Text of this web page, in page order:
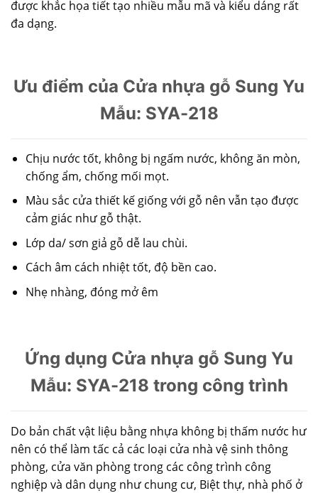
được khắc họa tiết tạo nhiều mẫu mã và kiểu dáng rất
đa dạng.
Ưu điểm của Cửa nhựa gỗ Sung Yu
Mẫu: SYA-218
Chịu nước tốt, không bị ngấm nước, không ăn mòn,
chống ẩm, chống mối mọt.
Màu sắc cửa thiết kế giống với gỗ nên vẫn tạo được
cảm giác như gỗ thật.
Lớp da/ sơn giả gỗ dễ lau chùi.
Cách âm cách nhiệt tốt, độ bền cao.
Nhẹ nhàng, đóng mở êm
Ứng dụng Cửa nhựa gỗ Sung Yu
Mẫu: SYA-218 trong công trình
Do bản chất vật liệu bằng nhựa không bị thấm nước hư
nên có thể làm tấc cả các loại cửa nhà vệ sinh thông
phòng, cửa văn phòng trong các công trình công
nghiệp và dân dụng như chung cư, Biệt thự, nhà phố ở